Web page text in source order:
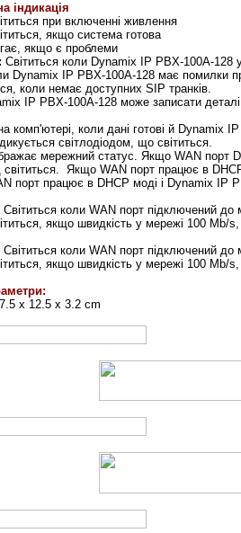
індикація
при включенні живлення
якщо система готова
якщо є проблеми
Світиться коли Dynamix IP PBX-100A-128
Dynamix IP PBX-100A-128 має помилки
коли немає доступних SIP транків.
IP PBX-100A-128 може записати
комп'ютері, коли дані готові й Dynamix
світлодіодом, що світиться.
мережний статус. Якщо WAN порт
світиться. Якщо WAN порт працює в
порт працює в DHCP моді і Dynamix IP
Світиться коли WAN порт підключений
якщо швидкість у мережі 100 Mb/
Світиться коли WAN порт підключений
якщо швидкість у мережі 100 Mb/
x 12.5 x 3.2 cm